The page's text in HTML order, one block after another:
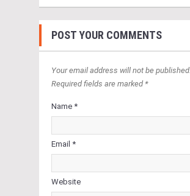
POST YOUR COMMENTS
Your email address will not be published.
Required fields are marked *
Name *
Email *
Website